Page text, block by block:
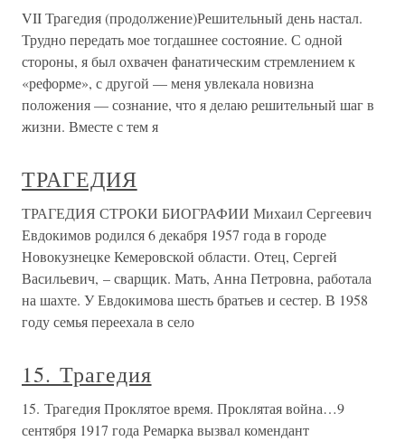
VII Трагедия (продолжение)Решительный день настал.
Трудно передать мое тогдашнее состояние. С одной
стороны, я был охвачен фанатическим стремлением к
«реформе», с другой — меня увлекала новизна
положения — сознание, что я делаю решительный шаг в
жизни. Вместе с тем я
ТРАГЕДИЯ
ТРАГЕДИЯ СТРОКИ БИОГРАФИИ Михаил Сергеевич
Евдокимов родился 6 декабря 1957 года в городе
Новокузнецке Кемеровской области. Отец, Сергей
Васильевич, – сварщик. Мать, Анна Петровна, работала
на шахте. У Евдокимова шесть братьев и сестер. В 1958
году семья переехала в село
15. Трагедия
15. Трагедия Проклятое время. Проклятая война…9
сентября 1917 года Ремарка вызвал комендант